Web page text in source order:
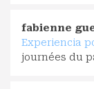
fabienne
Experiencia
journées du